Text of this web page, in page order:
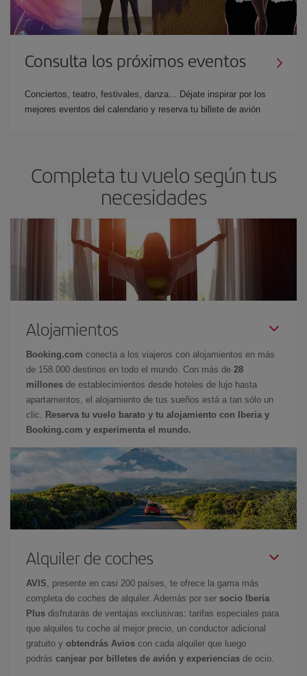
Consulta los próximos eventos
Conciertos, teatro, festivales, danza... Déjate inspirar por los
mejores eventos del calendario y reserva tu billete de avión
Completa tu vuelo según tus
necesidades
Alojamientos
Booking.com conecta a los viajeros con alojamientos en más
de 158.000 destinos en todo el mundo. Con más de 28
millones de establecimientos desde hoteles de lujo hasta
apartamentos, el alojamiento de tus sueños está a tan sólo un
clic.
Reserva tu vuelo barato y tu alojamiento con Iberia y
Booking.com y experimenta el mundo.
Alquiler de coches
AVIS , presente en casi 200 países, te ofrece la gama más
completa de coches de alquiler. Además por ser socio Iberia
Plus disfrutarás de ventajas exclusivas: tarifas especiales para
que alquiles tu coche al mejor precio, un conductor adicional
gratuito y obtendrás Avios con cada alquiler que luego
podrás canjear por billetes de avión y experiencias de ocio.